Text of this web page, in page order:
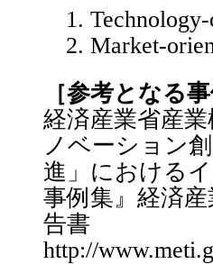
Market-
［参考となる事
経済産業省産
ノベーション
進」における
事例集』経済
告書
http://